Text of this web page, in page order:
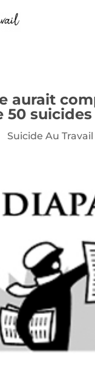
aurait
50 suicides
Suicide Au Travail